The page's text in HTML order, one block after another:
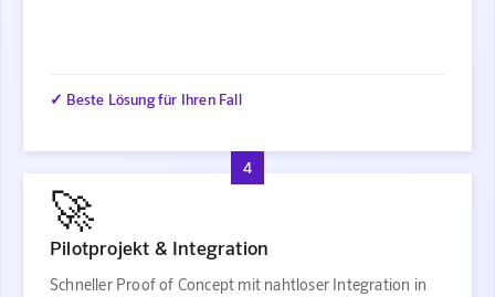
✓ Beste Lösung für Ihren Fall
4
🚀
Pilotprojekt & Integration
Schneller Proof of Concept mit nahtloser Integration in